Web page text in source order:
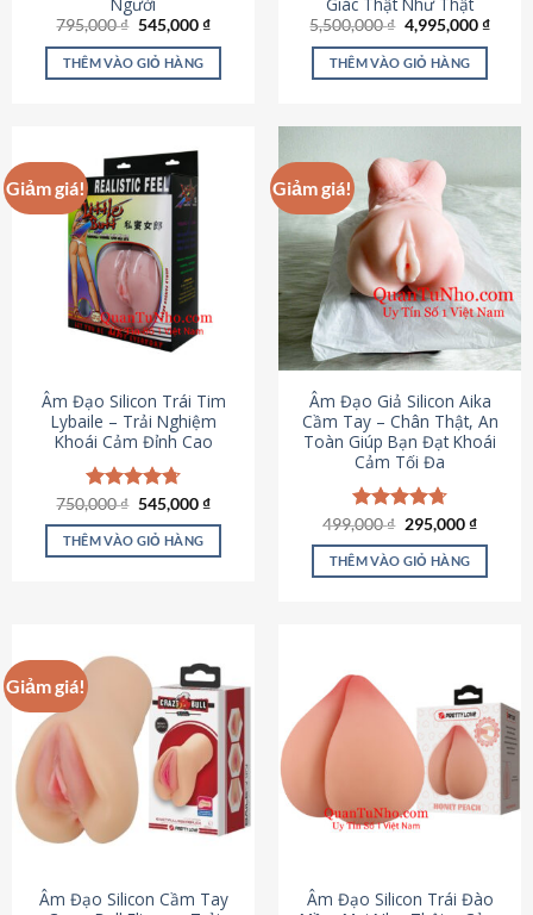
795,000₫ Giá
là:
795,000 ₫.
545,000₫Giá
tại
545,000 ₫.
THÊM VÀO GIỎ HÀNG
5,500,000₫ Giá
gốc
là:
5,500,000 ₫.
4,995,000₫Giá
THÊM VÀO GIỎ HÀNG
Giảm giá!
Âm Đạo Silicon Trái Tim
Lybaile – Trải Nghiệm
Khoái Cảm Đỉnh Cao
Được xếp
hạng4.70
5 sao
750,000₫ Giá
là:
750,000 ₫.
545,000₫Giá
tại
545,000 ₫.
THÊM VÀO GIỎ HÀNG
Giảm giá!
Âm Đạo Giả Silicon Aika
Cầm Tay – Chân Thật, An
Toàn Giúp Bạn Đạt Khoái
Cảm Tối Đa
Được xếp
hạng4.75
5 sao
499,000₫ Giá
là:
499,000 ₫.
295,000₫Giá
tại
THÊM VÀO GIỎ HÀNG
Giảm giá!
Âm Đạo Silicon Cầm Tay
Âm Đạo Silicon Trái Đào